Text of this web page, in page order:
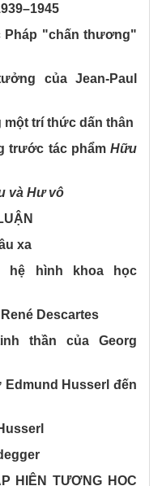
Pháp "chấn thương"
của Jean-Paul
một trí thức dấn thân
trước tác phẩm Hữu
và Hư vô
xa
hệ hình khoa học
Descartes
thần của Georg
Husserl đến
HIỆN TƯỢNG HỌC